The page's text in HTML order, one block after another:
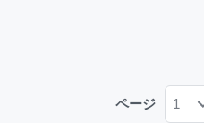
ページ 1